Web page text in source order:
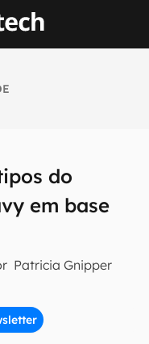
do
em base
Patricia Gnipper
em primeira
com os Termos de